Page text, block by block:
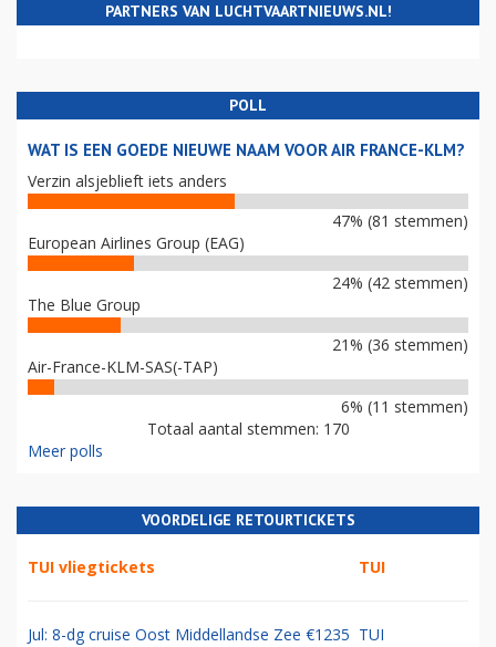
PARTNERS VAN LUCHTVAARTNIEUWS.NL!
POLL
WAT IS EEN GOEDE NIEUWE NAAM VOOR AIR FRANCE-KLM?
Verzin alsjeblieft iets anders
47% (81 stemmen)
European Airlines Group (EAG)
24% (42 stemmen)
The Blue Group
21% (36 stemmen)
Air-France-KLM-SAS(-TAP)
6% (11 stemmen)
Totaal aantal stemmen: 170
Meer polls
VOORDELIGE RETOURTICKETS
TUI vliegtickets TUI
Jul: 8-dg cruise Oost Middellandse Zee €1235 TUI